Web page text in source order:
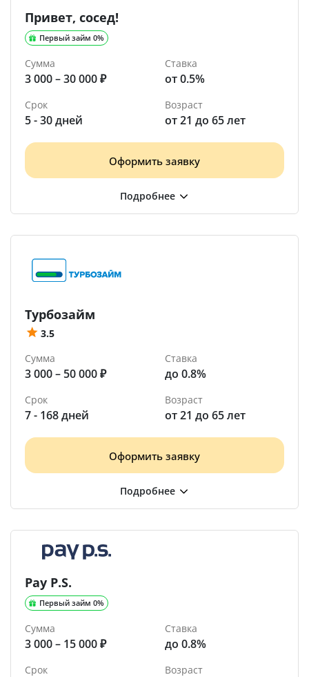
Привет, сосед!
Первый займ 0%
Сумма
3 000 – 30 000 ₽
Ставка
от 0.5%
Срок
5 - 30 дней
Возраст
от 21 до 65 лет
Оформить заявку
Турбозайм
3.5
Сумма
3 000 – 50 000 ₽
Ставка
до 0.8%
Срок
7 - 168 дней
Возраст
от 21 до 65 лет
Оформить заявку
Pay P.S.
Первый займ 0%
Сумма
3 000 – 15 000 ₽
Ставка
до 0.8%
Срок Возраст